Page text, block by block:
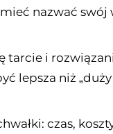
nazwać swój
tarcie i
lepsza niż
czas,